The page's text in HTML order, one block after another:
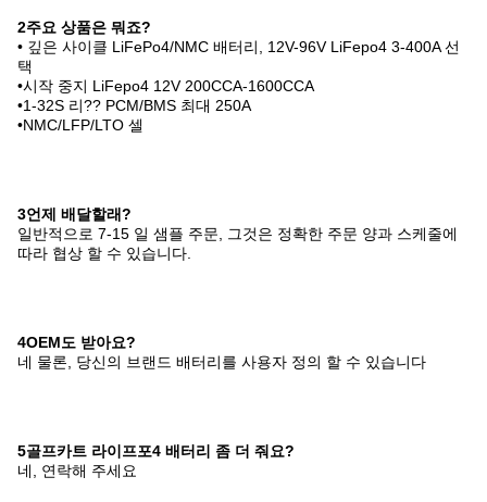
2주요 상품은 뭐죠?
• 깊은 사이클 LiFePo4/NMC 배터리, 12V-96V LiFepo4 3-400A 선
택
•시작 중지 LiFepo4 12V 200CCA-1600CCA
•1-32S 리?? PCM/BMS 최대 250A
•NMC/LFP/LTO 셀
3언제 배달할래?
일반적으로 7-15 일 샘플 주문, 그것은 정확한 주문 양과 스케줄에
따라 협상 할 수 있습니다.
4OEM도 받아요?
네 물론, 당신의 브랜드 배터리를 사용자 정의 할 수 있습니다
5골프카트 라이프포4 배터리 좀 더 줘요?
네, 연락해 주세요